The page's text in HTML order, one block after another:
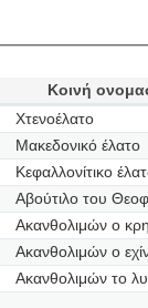
Κοινή
Χτενοέλατο
Μακεδονικό έλατο
Κεφαλλονίτικο
Αβούτιλο του
Ακανθολιμών ο
Ακανθολιμών ο
Ακανθολιμών το